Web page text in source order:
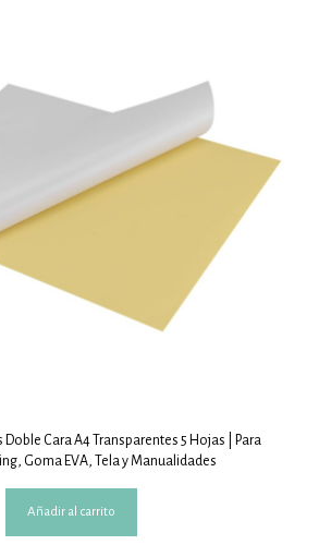
Doble Cara A4 Transparentes 5 Hojas | Para
Goma EVA, Tela y Manualidades
Añadir al carrito